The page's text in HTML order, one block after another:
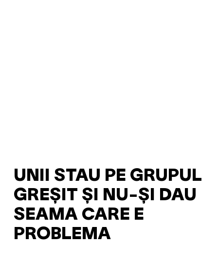
UNII STAU PE GRUPUL
GREȘIT ȘI NU-ȘI DAU
SEAMA CARE E
PROBLEMA